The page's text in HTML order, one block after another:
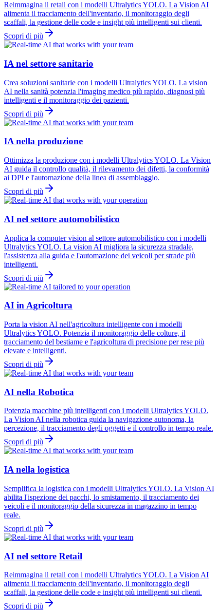
Reimmagina il retail con i modelli Ultralytics YOLO. La Vision AI
alimenta il tracciamento dell'inventario, il monitoraggio degli
scaffali, la gestione delle code e insight più intelligenti sui clienti.
Scopri di più
IA nel settore sanitario
Crea soluzioni sanitarie con i modelli Ultralytics YOLO. La vision
AI nella sanità potenzia l'imaging medico più rapido, diagnosi più
intelligenti e il monitoraggio dei pazienti.
Scopri di più
IA nella produzione
Ottimizza la produzione con i modelli Ultralytics YOLO. La Vision
AI guida il controllo qualità, il rilevamento dei difetti, la conformità
ai DPI e l'automazione della linea di assemblaggio.
Scopri di più
AI nel settore automobilistico
Applica la computer vision al settore automobilistico con i modelli
Ultralytics YOLO. La vision AI migliora la sicurezza stradale,
l'assistenza alla guida e l'automazione dei veicoli per strade più
intelligenti.
Scopri di più
AI in Agricoltura
Porta la vision AI nell'agricoltura intelligente con i modelli
Ultralytics YOLO. Potenzia il monitoraggio delle colture, il
tracciamento del bestiame e l'agricoltura di precisione per rese più
elevate e intelligenti.
Scopri di più
AI nella Robotica
Potenzia macchine più intelligenti con i modelli Ultralytics YOLO.
La Vision AI nella robotica guida la navigazione autonoma, la
percezione, il tracciamento degli oggetti e il controllo in tempo reale.
Scopri di più
IA nella logistica
Semplifica la logistica con i modelli Ultralytics YOLO. La Vision AI
abilita l'ispezione dei pacchi, lo smistamento, il tracciamento dei
veicoli e il monitoraggio della sicurezza in magazzino in tempo
reale.
Scopri di più
AI nel settore Retail
Reimmagina il retail con i modelli Ultralytics YOLO. La Vision AI
alimenta il tracciamento dell'inventario, il monitoraggio degli
scaffali, la gestione delle code e insight più intelligenti sui clienti.
Scopri di più